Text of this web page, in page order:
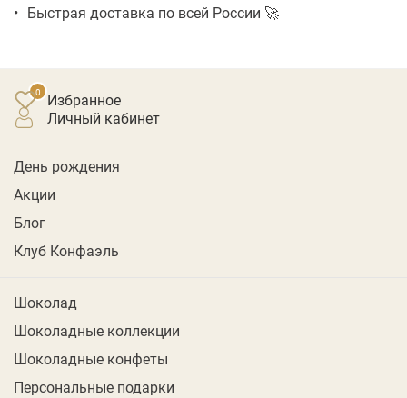
Быстрая доставка по всей России 🚀
Избранное
личный кабинет
День рождения
Акции
Блог
Клуб Конфаэль
Шоколад
Шоколадные коллекции
Шоколадные конфеты
Персональные подарки